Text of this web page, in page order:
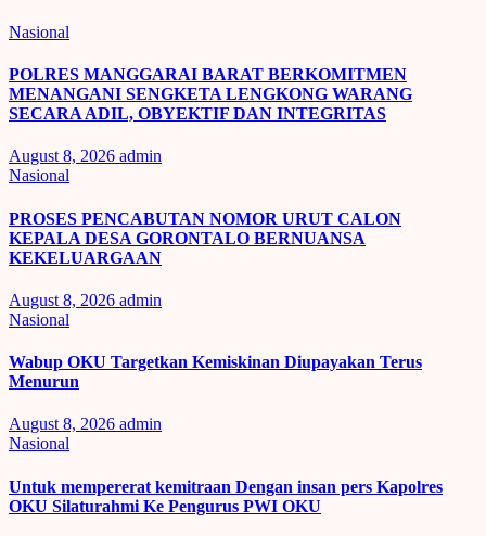
Nasional
POLRES MANGGARAI BARAT BERKOMITMEN
MENANGANI SENGKETA LENGKONG WARANG
SECARA ADIL, OBYEKTIF DAN INTEGRITAS
August 8, 2026 admin
Nasional
PROSES PENCABUTAN NOMOR URUT CALON
KEPALA DESA GORONTALO BERNUANSA
KEKELUARGAAN
August 8, 2026 admin
Nasional
Wabup OKU Targetkan Kemiskinan Diupayakan Terus
Menurun
August 8, 2026 admin
Nasional
Untuk mempererat kemitraan Dengan insan pers Kapolres
OKU Silaturahmi Ke Pengurus PWI OKU